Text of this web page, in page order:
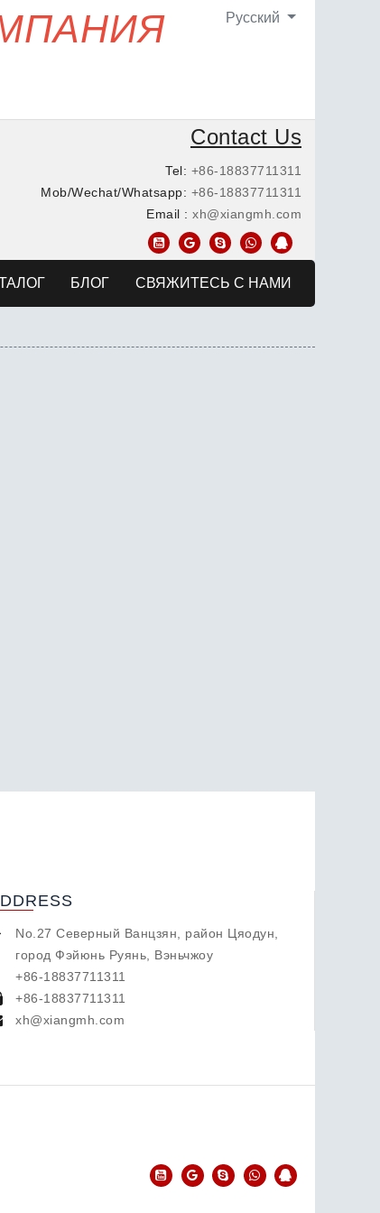
Pусский
Contact Us
Tel: +86-18837711311
Mob/Wechat/Whatsapp: +86-18837711311
Email : xh@xiangmh.com
БЛОГ СВЯЖИТЕСЬ С НАМИ
No.27 Северный Ванцзян, район Цяодун,
город Фэйюнь Руянь, Вэньчжоу
+86-18837711311
+86-18837711311
xh@xiangmh.com